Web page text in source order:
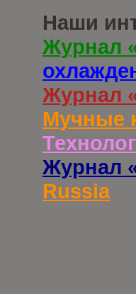
Наши
Журнал
Журнал
Мучные
Журнал
Russia